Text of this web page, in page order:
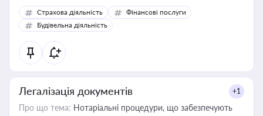
корисне для власника бізнесу, керівника, юриста або
бухгалтера під час оподаткування, приватизації, оренди
державного майна, корпоративних угод і перевірки
статусу суб'єктів оціночної діяльності
Страхова діяльність
Фінансові послуги
Будівельна діяльність
Легалізація документів +1
Про що тема: Нотаріальні процедури, що забезпечують